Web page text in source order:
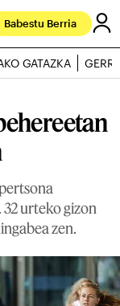
Babestu Berria
GATAZKA
urteko gizon
zen.